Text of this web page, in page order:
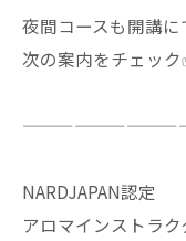
夜間コースも開講に
次の案内をチェック
NARDJAPAN認定
アロマインストラ